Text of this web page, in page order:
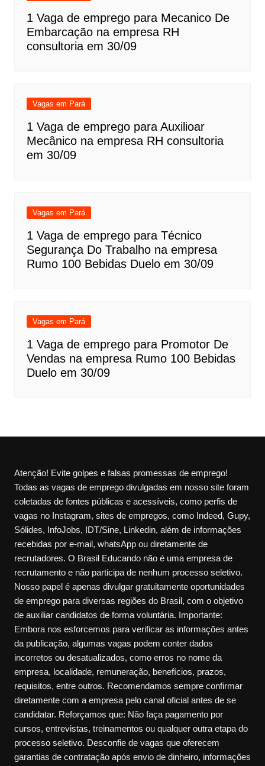
1 Vaga de emprego para Mecanico De
Embarcação na empresa RH
consultoria em 30/09
Vagas em Pará
1 Vaga de emprego para Auxilioar
Mecânico na empresa RH consultoria
em 30/09
Vagas em Pará
1 Vaga de emprego para Técnico
Segurança Do Trabalho na empresa
Rumo 100 Bebidas Duelo em 30/09
Vagas em Pará
1 Vaga de emprego para Promotor De
Vendas na empresa Rumo 100 Bebidas
Duelo em 30/09
Atenção! Evite golpes e falsas promessas de emprego!
Todas as vagas de emprego divulgadas em nosso site foram
coletadas de fontes públicas e acessíveis, como perfis de
vagas no Instagram, sites de empregos, como Indeed, Gupy,
Sólides, InfoJobs, IDT/Sine, Linkedin, além de informações
recebidas por e-mail, whatsApp ou diretamente de
recrutadores. O Brasil Educando não é uma empresa de
recrutamento e não participa de nenhum processo seletivo.
Nosso papel é apenas divulgar gratuitamente oportunidades
de emprego para diversas regiões do Brasil, com o objetivo
de auxiliar candidatos de forma voluntária. Importante:
Embora nos esforcemos para verificar as informações antes
da publicação, algumas vagas podem conter dados
incorretos ou desatualizados, como erros no nome da
empresa, localidade, remuneração, benefícios, prazos,
requisitos, entre outros. Recomendamos sempre confirmar
diretamente com a empresa pelo canal oficial antes de se
candidatar. Reforçamos que: Não faça pagamento por
cursos, entrevistas, treinamentos ou qualquer outra etapa do
processo seletivo. Desconfie de vagas que oferecem
garantias de contratação após envio de dinheiro, informações